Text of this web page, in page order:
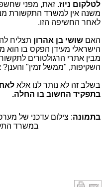
לטלקום ניוז. זאת, מפני
משנה אין למשרד התקשורת
לאחר החשיפה הזו.
האם שושי בן אהרון תצליח
הישראלי מעידן הפקס בו הוא
מבין אתרי הרגולטורים
השקיפות, "ממשל זמין"
בשלב זה לא נותר לנו אלא
בתפקיד החשוב בו החלה.
בתמונה: צילום עדכני של
במשרד